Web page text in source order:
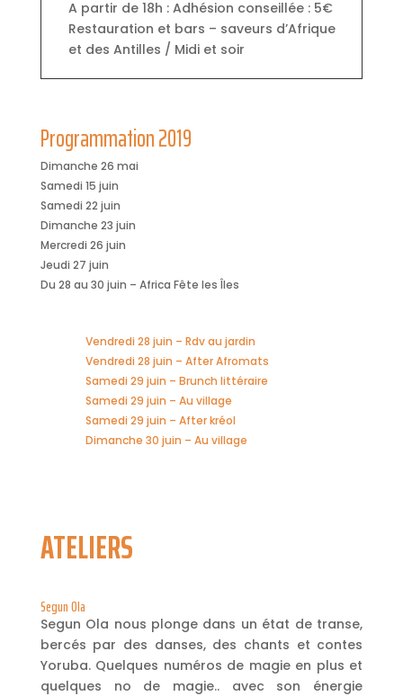
A partir de 18h : Adhésion conseillée : 5€
Restauration et bars – saveurs d’Afrique
et des Antilles / Midi et soir
Programmation 2019
Dimanche 26 mai
Samedi 15 juin
Samedi 22 juin
Dimanche 23 juin
Mercredi 26 juin
Jeudi 27 juin
Du 28 au 30 juin – Africa Fête les Îles
Vendredi 28 juin – Rdv au jardin
Vendredi 28 juin – After Afromats
Samedi 29 juin – Brunch littéraire
Samedi 29 juin – Au village
Samedi 29 juin – After kréol
Dimanche 30 juin – Au village
ATELIERS
Segun Ola
Segun Ola nous plonge dans un état de transe,
bercés par des danses, des chants et contes
Yoruba. Quelques numéros de magie en plus et
quelques no de magie.. avec son énergie